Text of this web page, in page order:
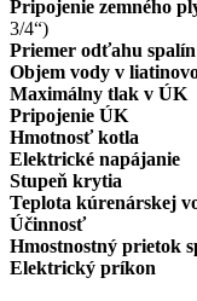
Pripojenie zemného
3/4“)
Priemer odťahu spalín
Objem vody v
Maximálny tlak v ÚK
Pripojenie ÚK
Hmotnosť kotla
Elektrické napájanie
Stupeň krytia
Teplota kúrenárskej
Účinnosť92
Hmostnostný prietok
Elektrický príkon